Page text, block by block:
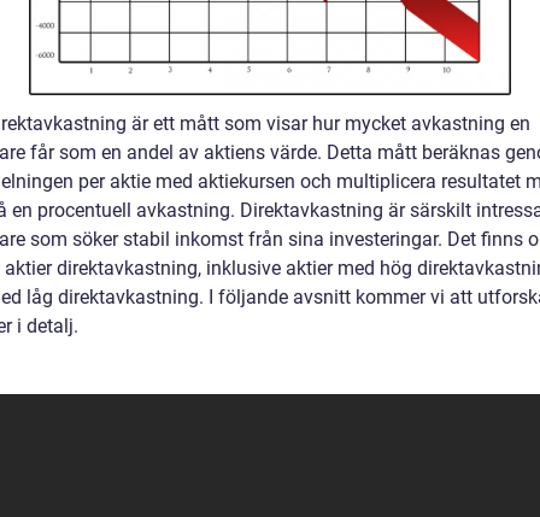
är ett mått som visar hur mycket avkastning en
får som en andel av aktiens värde. Detta mått beräknas
per aktie med aktiekursen och multiplicera resultatet
en procentuell avkastning. Direktavkastning är särskilt
som söker stabil inkomst från sina investeringar. Det finns
aktier direktavkastning, inklusive aktier med hög
låg direktavkastning. I följande avsnitt kommer vi att
i detalj.